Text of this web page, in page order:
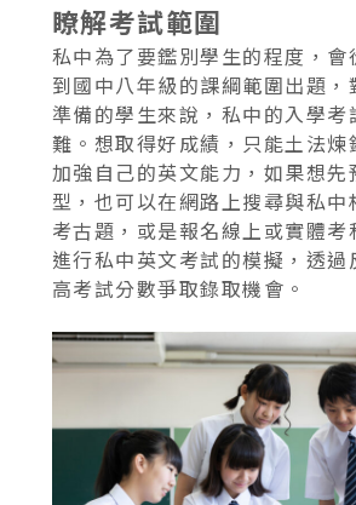
瞭解考試範圍
私中為了要鑑別學生的程度，會
到國中八年級的課綱範圍出題，
準備的學生來說，私中的入學考
難。想取得好成績，只能土法煉
加強自己的英文能力，如果想先
型，也可以在網路上搜尋與私中
考古題，或是報名線上或實體考
進行私中英文考試的模擬，透過
高考試分數爭取錄取機會。